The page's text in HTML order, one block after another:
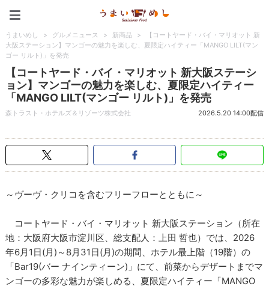
うまいめし > グルメニュース > 新商品 >
【コートヤード・バイ・マリオット 新
大阪ステーション】マンゴーの魅力を楽しむ、夏限定ハイティー「MANGO LILT(マン
ゴー リルト)」を発売
【コートヤード・バイ・マリオット 新大阪ステーシ
ョン】マンゴーの魅力を楽しむ、夏限定ハイティー
「MANGO LILT(マンゴー リルト)」を発売
森トラスト・ホテルズ＆リゾーツ株式会社 2026.5.20 14:00配信
～ヴーヴ・クリコを含むフリーフローとともに～
コートヤード・バイ・マリオット 新大阪ステーション（所在
地：大阪府大阪市淀川区、総支配人：上田 哲也）では、2026
年6月1日(月)～8月31日(月)の期間、ホテル最上階（19階）の
「Bar19(バー ナインティーン)」にて、前菜からデザートまでマ
ンゴーの多彩な魅力が楽しめる、夏限定ハイティー「MANGO